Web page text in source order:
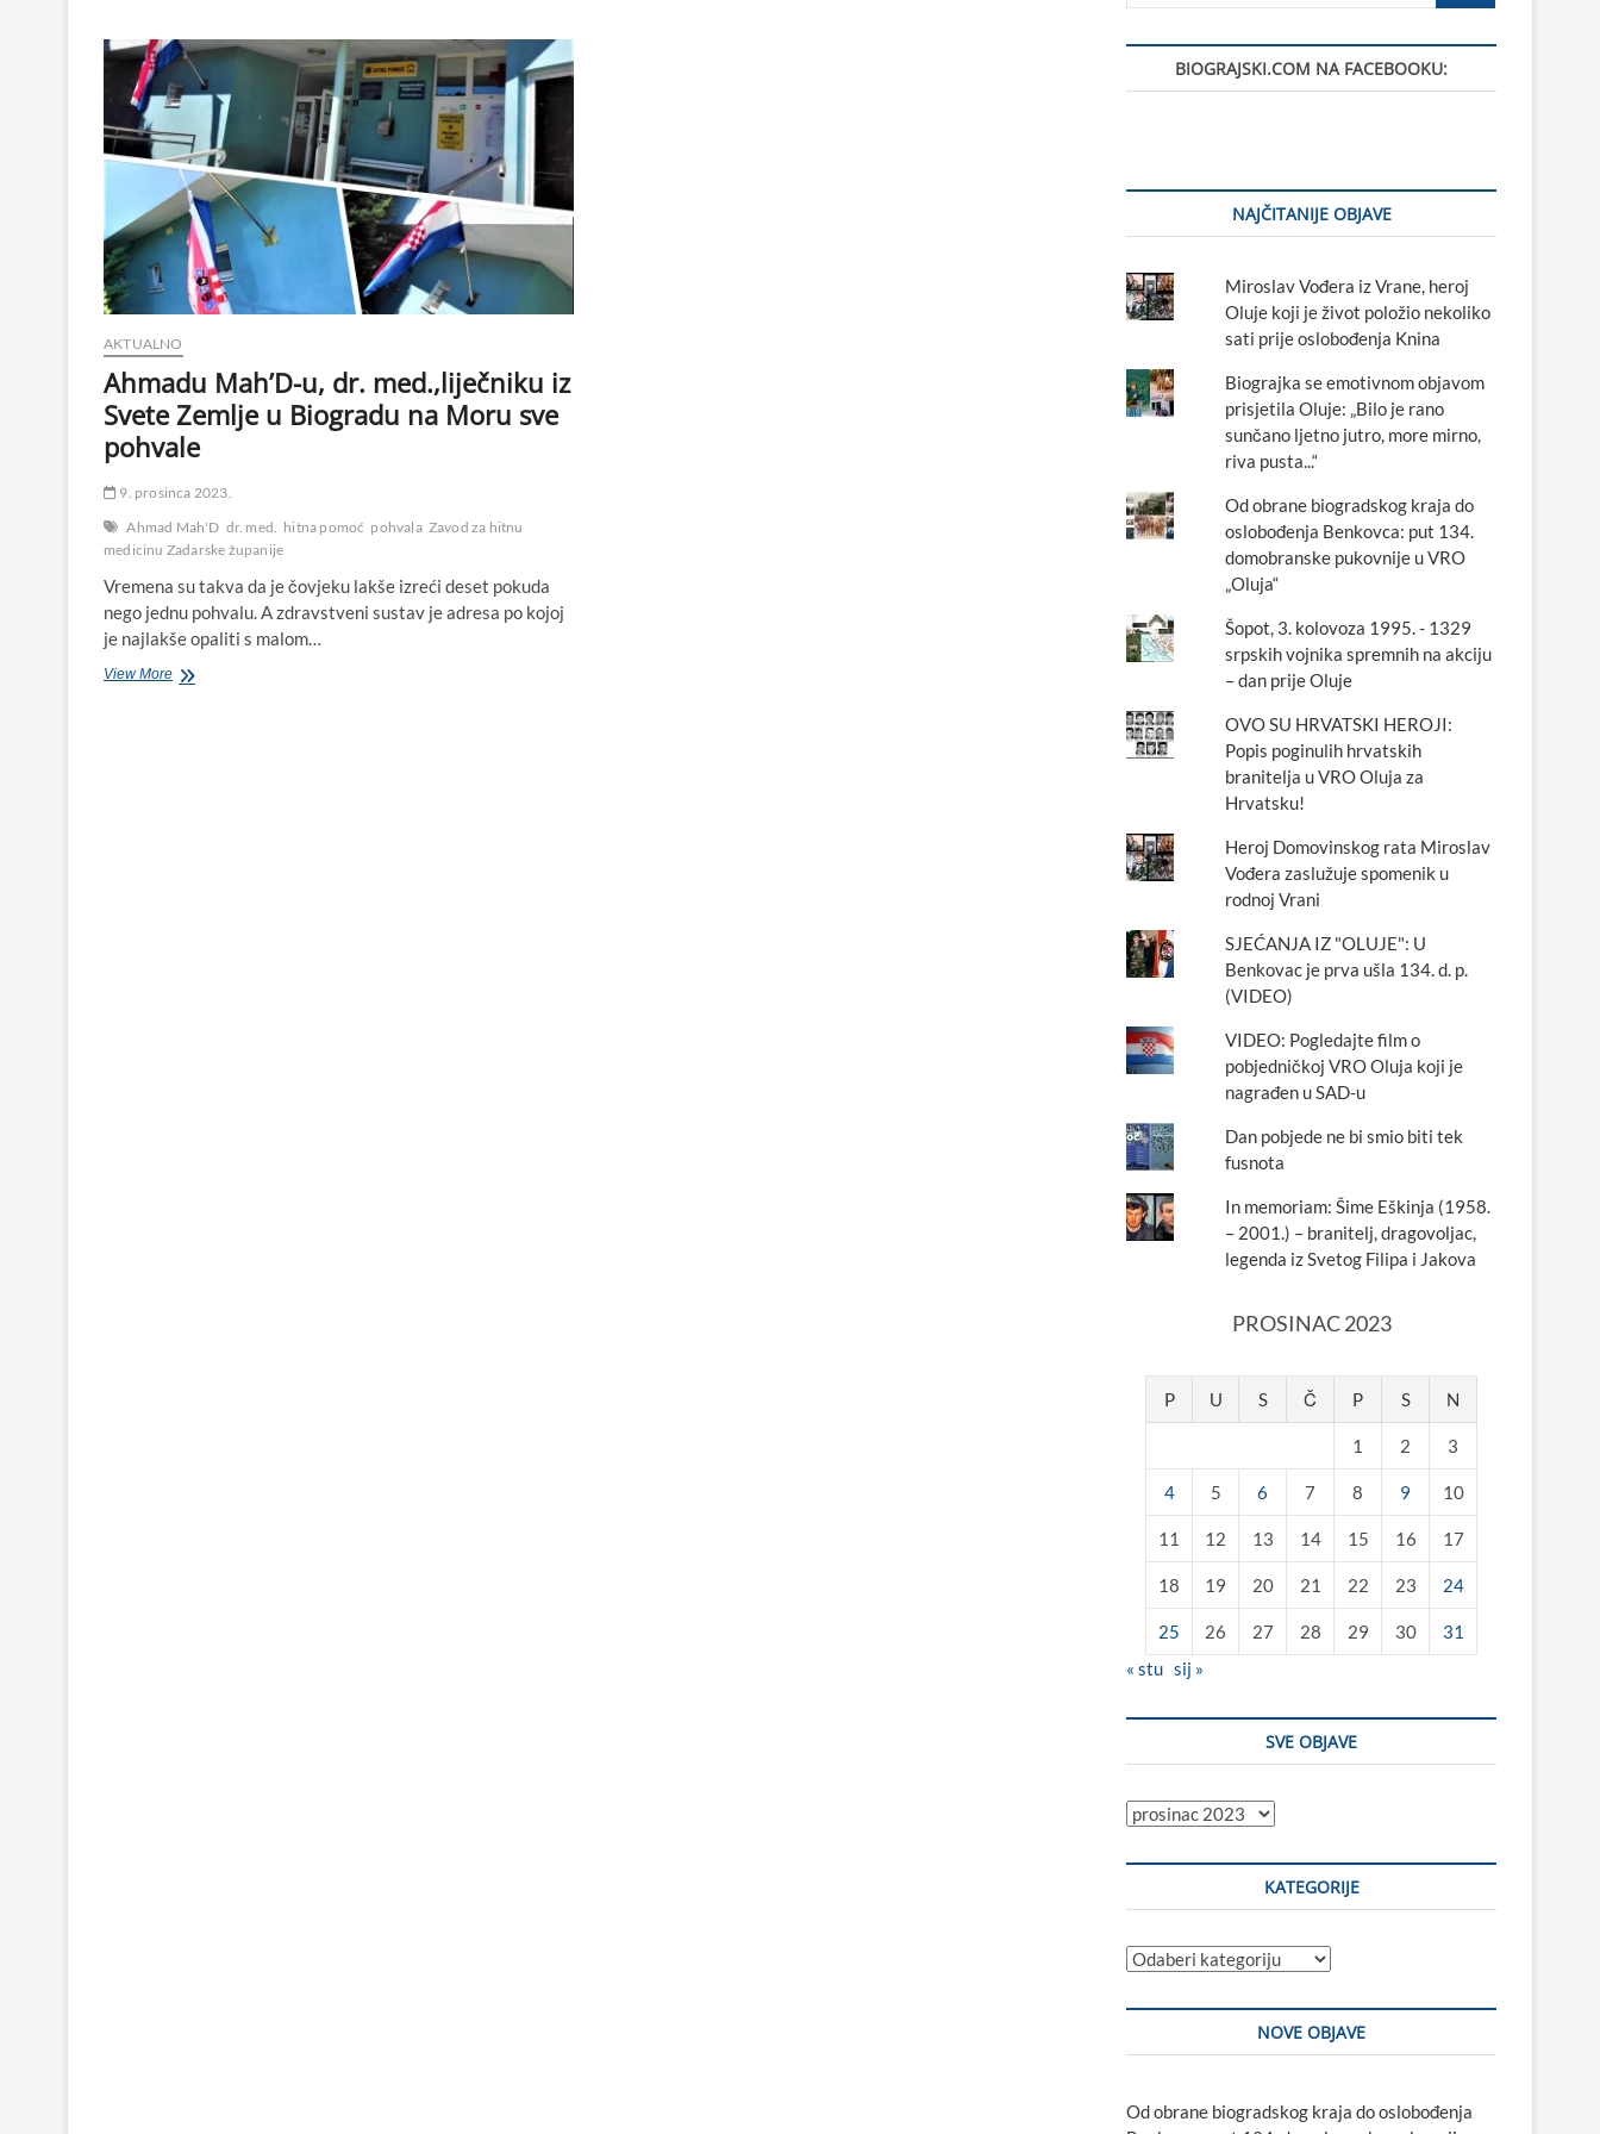
AKTUALNO
Ahmadu Mah’D-u, dr. med.,liječniku iz
Svete Zemlje u Biogradu na Moru sve
pohvale
9. prosinca 2023.
Ahmad Mah'D dr. med. hitna pomoć pohvala Zavod za hitnu
medicinu Zadarske županije
Vremena su takva da je čovjeku lakše izreći deset pokuda
nego jednu pohvalu. A zdravstveni sustav je adresa po kojoj
je najlakše opaliti s malom…
View MoreAhmadu
BIOGRAJSKI.COM NA FACEBOOKU:
NAJČITANIJE OBJAVE
Miroslav Vođera iz Vrane, heroj
Oluje koji je život položio nekoliko
sati prije oslobođenja Knina
Biograjka se emotivnom objavom
prisjetila Oluje: „Bilo je rano
sunčano ljetno jutro, more mirno,
riva pusta...“
Od obrane biogradskog kraja do
oslobođenja Benkovca: put 134.
domobranske pukovnije u VRO
„Oluja“
Šopot, 3. kolovoza 1995. - 1329
srpskih vojnika spremnih na akciju
– dan prije Oluje
OVO SU HRVATSKI HEROJI:
Popis poginulih hrvatskih
branitelja u VRO Oluja za
Hrvatsku!
Heroj Domovinskog rata Miroslav
Vođera zaslužuje spomenik u
rodnoj Vrani
SJEĆANJA IZ "OLUJE": U
Benkovac je prva ušla 134. d. p.
(VIDEO)
VIDEO: Pogledajte film o
pobjedničkoj VRO Oluja koji je
nagrađen u SAD-u
Dan pobjede ne bi smio biti tek
fusnota
In memoriam: Šime Eškinja (1958.
– 2001.) – branitelj, dragovoljac,
legenda iz Svetog Filipa i Jakova
PROSINAC 2023
P U S Č P S N
1 2 3
4 5 6 7 8 9 10
11 12 13 14 15 16 17
18 19 20 21 22 23 24
25 26 27 28 29 30
31
« stu sij »
SVE OBJAVE
Sve
KATEGORIJE
Kategorije
NOVE OBJAVE
Od obrane biogradskog kraja do oslobođenja